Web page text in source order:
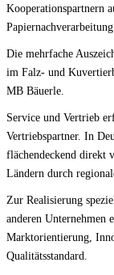
Kooperationspartnern
Die mehrfache
im Falz- und
MB Bäuerle.
Service und Vertrieb
Vertriebspartner. In
flächendeckend direkt
Ländern durch
Zur Realisierung
anderen Unternehmen
Marktorientierung,
Qualitätsstandard.